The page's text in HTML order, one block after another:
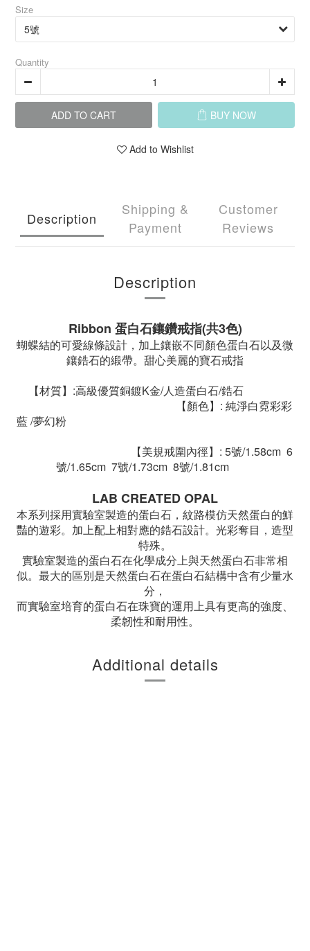
Size
Quantity
ADD TO CART BUY NOW
Add to Wishlist
Description
Shipping &
Payment
Customer
Reviews
Description
Ribbon 蛋白石鑲鑽戒指(共3色)
蝴蝶結的可愛線條設計，加上鑲嵌不同顏色蛋白石以及微
鑲鋯石的緞帶。甜心美麗的寶石戒指
【材質】:高級優質銅鍍K金/人造蛋白石/鋯石
【顏色】: 純淨白霓彩彩
藍/夢幻粉
【美規戒圍內徑】: 5號/1.58cm 6
號/1.65cm 7號/1.73cm 8號/1.81cm
LAB CREATED OPAL
本系列採用實驗室製造的蛋白石，紋路模仿天然蛋白的鮮
豔的遊彩。加上配上相對應的鋯石設計。光彩奪目，造型
特殊。
實驗室製造的蛋白石在化學成分上與天然蛋白石非常相
似。最大的區別是天然蛋白石在蛋白石結構中含有少量水
分，
而實驗室培育的蛋白石在珠寶的運用上具有更高的強度、
柔韌性和耐用性。
Additional details